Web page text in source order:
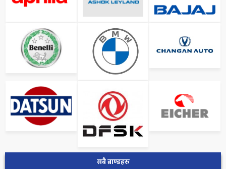
सबै ब्राण्डहरु